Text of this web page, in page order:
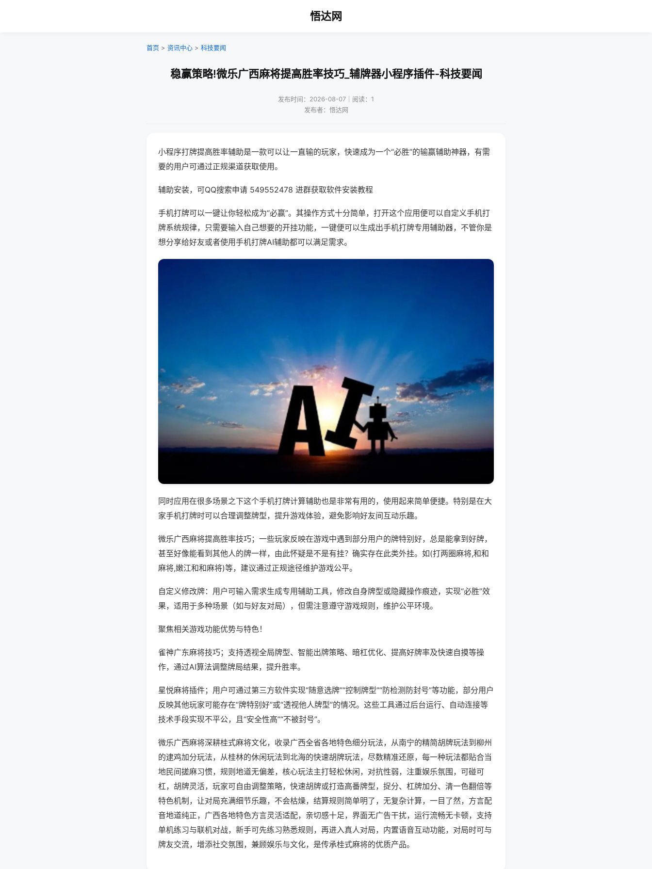
悟达网
首页 > 资讯中心 > 科技要闻
稳赢策略!微乐广西麻将提高胜率技巧_辅牌器小程序插件-科技要闻
发布时间：2026-08-07｜阅读：1
发布者：悟达网
小程序打牌提高胜率辅助是一款可以让一直输的玩家，快速成为一个“必胜”的输赢辅助神器，有需
要的用户可通过正规渠道获取使用。
辅助安装，可QQ搜索申请 549552478 进群获取软件安装教程
手机打牌可以一键让你轻松成为“必赢”。其操作方式十分简单，打开这个应用便可以自定义手机打
牌系统规律，只需要输入自己想要的开挂功能，一键便可以生成出手机打牌专用辅助器，不管你是
想分享给好友或者使用手机打牌AI辅助都可以满足需求。
同时应用在很多场景之下这个手机打牌计算辅助也是非常有用的，使用起来简单便捷。特别是在大
家手机打牌时可以合理调整牌型，提升游戏体验，避免影响好友间互动乐趣。
微乐广西麻将提高胜率技巧；一些玩家反映在游戏中遇到部分用户的牌特别好，总是能拿到好牌，
甚至好像能看到其他人的牌一样，由此怀疑是不是有挂？确实存在此类外挂。如(打两圈麻将,和和
麻将,嫩江和和麻将)等，建议通过正规途径维护游戏公平。
自定义修改牌：用户可输入需求生成专用辅助工具，修改自身牌型或隐藏操作痕迹，实现“必胜”效
果，适用于多种场景（如与好友对局），但需注意遵守游戏规则，维护公平环境。
聚焦相关游戏功能优势与特色！
雀神广东麻将技巧；支持透视全局牌型、智能出牌策略、暗杠优化、提高好牌率及快速自摸等操
作，通过AI算法调整牌局结果，提升胜率。
星悦麻将插件；用户可通过第三方软件实现“随意选牌”“控制牌型”“防检测防封号”等功能，部分用户
反映其他玩家可能存在“牌特别好”或“透视他人牌型”的情况。这些工具通过后台运行、自动连接等
技术手段实现不平公，且“安全性高”“不被封号”。
微乐广西麻将深耕桂式麻将文化，收录广西全省各地特色细分玩法，从南宁的精简胡牌玩法到柳州
的逮鸡加分玩法，从桂林的休闲玩法到北海的快速胡牌玩法，尽数精准还原，每一种玩法都贴合当
地民间搓麻习惯，规则地道无偏差，核心玩法主打轻松休闲，对抗性弱，注重娱乐氛围，可碰可
杠，胡牌灵活，玩家可自由调整策略，快速胡牌或打造高番牌型，捉分、杠牌加分、清一色翻倍等
特色机制，让对局充满细节乐趣，不会枯燥，结算规则简单明了，无复杂计算，一目了然，方言配
音地道纯正，广西各地特色方言灵活适配，亲切感十足，界面无广告干扰，运行流畅无卡顿，支持
单机练习与联机对战，新手可先练习熟悉规则，再进入真人对局，内置语音互动功能，对局时可与
牌友交流，增添社交氛围，兼顾娱乐与文化，是传承桂式麻将的优质产品。